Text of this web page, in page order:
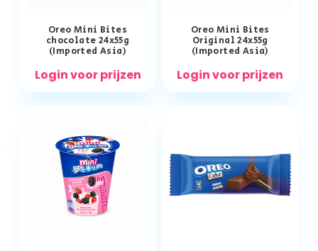
Oreo Mini Bites
chocolate 24x55g
(Imported Asia)
Login voor prijzen
Oreo Mini Bites
Original 24x55g
(Imported Asia)
Login voor prijzen